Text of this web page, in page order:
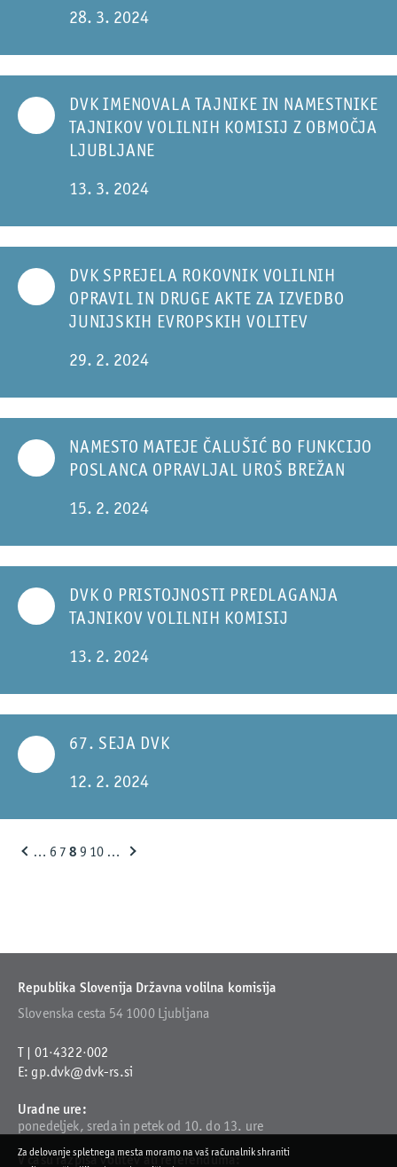
28. 3. 2024
DVK IMENOVALA TAJNIKE IN NAMESTNIKE
TAJNIKOV VOLILNIH KOMISIJ Z OBMOČJA
LJUBLJANE
13. 3. 2024
DVK SPREJELA ROKOVNIK VOLILNIH
OPRAVIL IN DRUGE AKTE ZA IZVEDBO
JUNIJSKIH EVROPSKIH VOLITEV
29. 2. 2024
NAMESTO MATEJE ČALUŠIĆ BO FUNKCIJO
POSLANCA OPRAVLJAL UROŠ BREŽAN
15. 2. 2024
DVK O PRISTOJNOSTI PREDLAGANJA
TAJNIKOV VOLILNIH KOMISIJ
13. 2. 2024
67. SEJA DVK
12. 2. 2024
… 6 7 8 9 10 …
Republika Slovenija Državna volilna komisija
Slovenska cesta 541000 Ljubljana
T | 01·4322·002
E: gp.dvk@dvk-rs.si
Uradne ure:
ponedeljek, sreda in petek od 10. do 13. ure
V času razpisa volitev ali referenduma:
Za delovanje spletnega mesta moramo na vaš računalnik shraniti